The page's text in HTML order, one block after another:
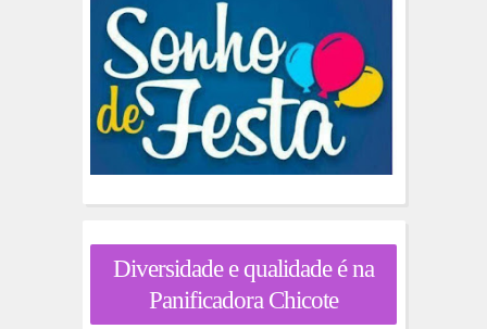
Diversidade e qualidade é na
Panificadora Chicote